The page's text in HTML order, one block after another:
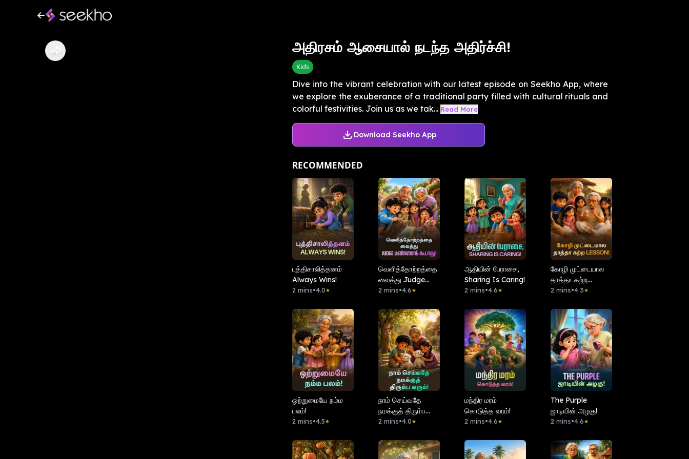
அதிரசம் ஆசையால் நடந்த அதிர்ச்சி!
Kids
Dive into the vibrant celebration with our latest episode on Seekho App, where
we explore the exuberance of a traditional party filled with cultural rituals and
colorful festivities. Join us as we tak... Read More
Download Seekho App
RECOMMENDED
புத்திசாலித்தனம்
Always Wins!
2 mins•4.0★
வெளித்தோற்றத்தை
வைத்து Judge
பண்ணக் கூடாது!
2 mins•4.6★
ஆதியின் பேராசை,
Sharing Is Caring!
2 mins•4.6★
கோழி முட்டையால
தாத்தா கற்ற
Lesson!
2 mins•4.3★
ஒற்றுமையே நம்ம
பலம்!
2 mins•4.5★
நாம் செய்வதே
நமக்குத் திரும்ப
வரும்!
2 mins•4.0★
மந்திர மரம்
கொடுத்த வரம்!
2 mins•4.6★
The Purple
ஜாடியின் அழகு!
2 mins•4.6★